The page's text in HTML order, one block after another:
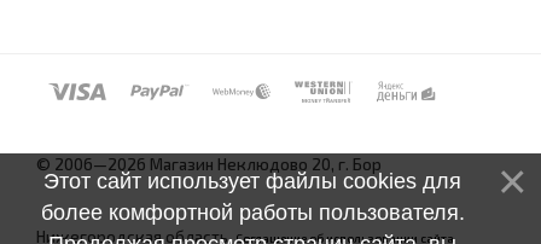
© 2006—2026 Магазин Неклюдово 20, г. Бор
Нижегородская область.Соглашение об использовании сайта
Этот сайт использует файлы cookies для
более комфортной работы пользователя.